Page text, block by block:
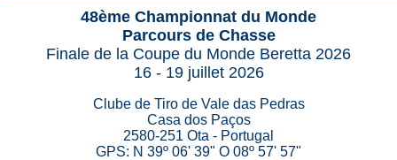
48ème Championnat du Monde
Parcours de Chasse
Finale de la Coupe du Monde Beretta 2026
16 - 19 juillet 2026
Clube de Tiro de Vale das Pedras
Casa dos Paços
2580-251 Ota - Portugal
GPS: N 39º 06' 39" O 08º 57' 57"